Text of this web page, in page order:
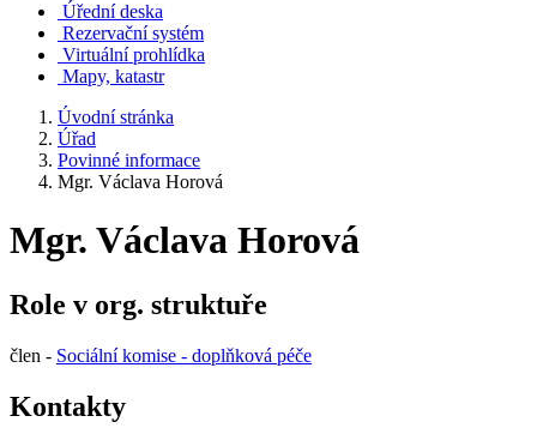
Úřední deska
Rezervační systém
Virtuální prohlídka
Mapy, katastr
Úvodní stránka
Úřad
Povinné informace
Mgr. Václava Horová
Mgr. Václava Horová
Role v org. struktuře
člen - Sociální komise - doplňková péče
Kontakty